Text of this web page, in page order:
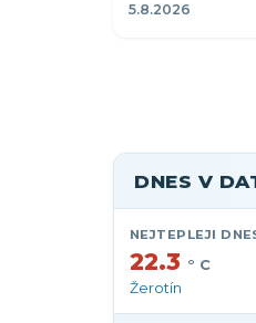
ekonomiku
5.8.2026
DNES V
NEJTEPLEJI
22.3 ° C
Žerotín